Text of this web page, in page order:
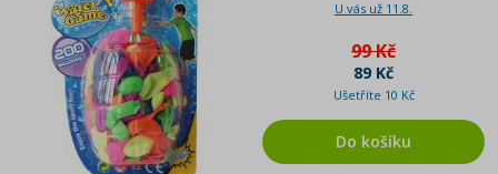
U vás už 11.8.
99 Kč
89 Kč
Ušetříte 10 Kč
Do košíku